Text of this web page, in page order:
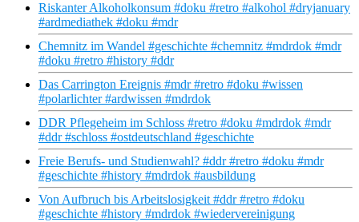
Riskanter Alkoholkonsum #doku #retro #alkohol #dryjanuary
#ardmediathek #doku #mdr
Chemnitz im Wandel #geschichte #chemnitz #mdrdok #mdr
#doku #retro #history #ddr
Das Carrington Ereignis #mdr #retro #doku #wissen
#polarlichter #ardwissen #mdrdok
DDR Pflegeheim im Schloss #retro #doku #mdrdok #mdr
#ddr #schloss #ostdeutschland #geschichte
Freie Berufs- und Studienwahl? #ddr #retro #doku #mdr
#geschichte #history #mdrdok #ausbildung
Von Aufbruch bis Arbeitslosigkeit #ddr #retro #doku
#geschichte #history #mdrdok #wiedervereinigung